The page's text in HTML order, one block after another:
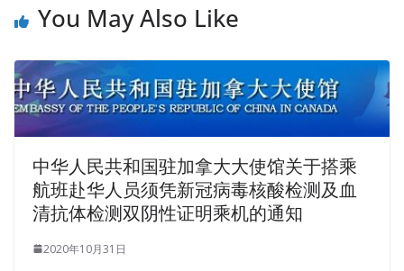
You May Also Like
中华人民共和国驻加拿大大使馆关于搭乘
航班赴华人员须凭新冠病毒核酸检测及血
清抗体检测双阴性证明乘机的通知
2020年10月31日